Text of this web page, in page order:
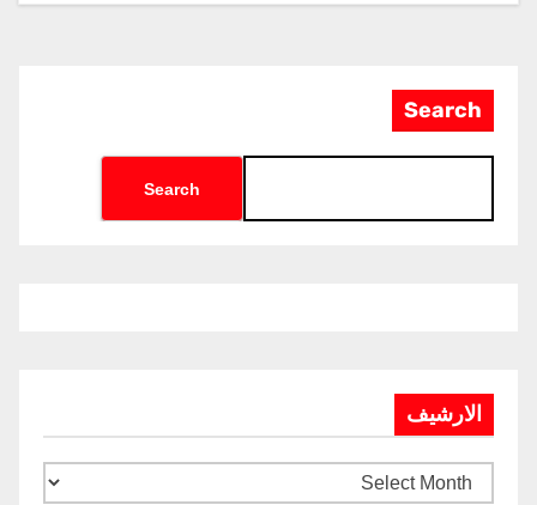
Search
Search
الارشيف